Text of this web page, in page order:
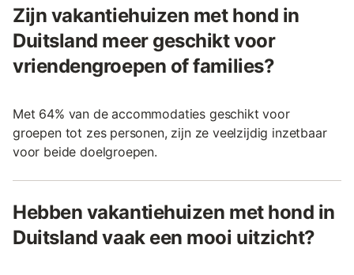
Zijn vakantiehuizen met hond in
Duitsland meer geschikt voor
vriendengroepen of families?
Met 64% van de accommodaties geschikt voor
groepen tot zes personen, zijn ze veelzijdig inzetbaar
voor beide doelgroepen.
Hebben vakantiehuizen met hond in
Duitsland vaak een mooi uitzicht?